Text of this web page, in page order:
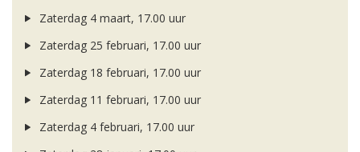
Zaterdag 4 maart, 17.00 uur
Zaterdag 25 februari, 17.00 uur
Zaterdag 18 februari, 17.00 uur
Zaterdag 11 februari, 17.00 uur
Zaterdag 4 februari, 17.00 uur